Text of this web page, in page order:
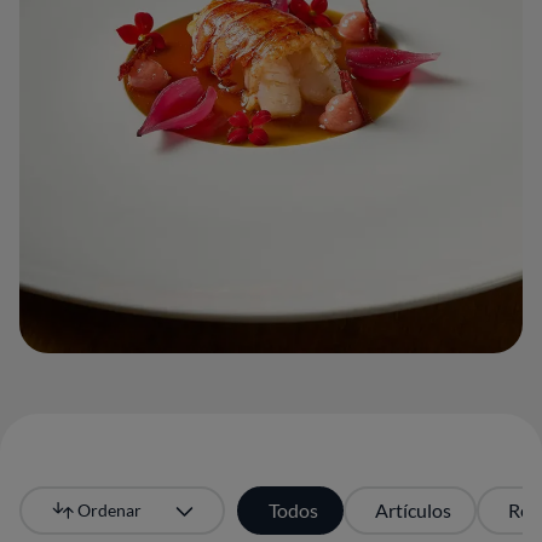
Todos Artículos
Ordenar
Más recientes